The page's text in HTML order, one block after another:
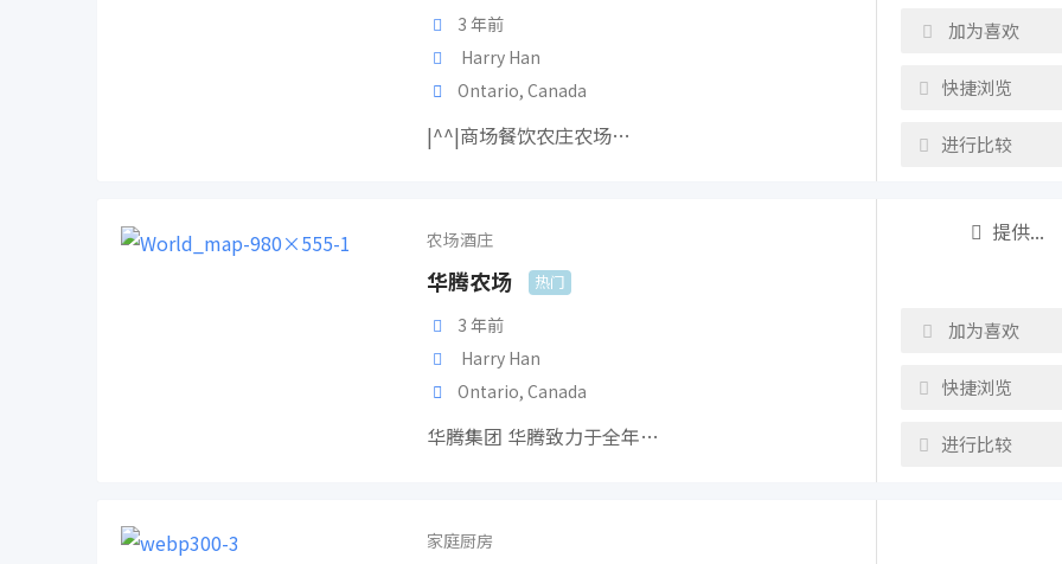
3 年前
Harry Han
Ontario, Canada
|^^|商场餐饮农庄农场…
加为喜欢
快捷浏览
进行比较
农场酒庄
华腾农场 热门
3 年前
Harry Han
Ontario, Canada
华腾集团 华腾致力于全年…
提供...
加为喜欢
快捷浏览
进行比较
家庭厨房